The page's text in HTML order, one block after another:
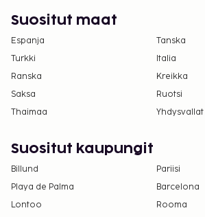
saattavat muuttua.
Yksi korkeintaan 12 vuotta
majoittua ilmaiseksi, kun hän
vanhemman tai huoltajan
sänkyjä.
Pysäköintialueella on
Tämä majoituspaikka
kaikki asiakkaat seksuaaliseen
suuntautumiseen tai
katsomatta (LGBTQ+ -
Suositut maat
Espanja
Tanska
Turkki
Italia
Ranska
Kreikka
Saksa
Ruotsi
Thaimaa
Yhdysvallat
Suositut kaupungit
Billund
Pariisi
Playa de Palma
Barcelona
Lontoo
Rooma